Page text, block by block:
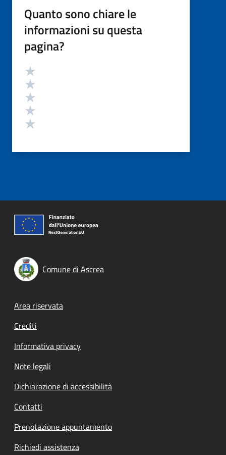
Quanto sono chiare le
informazioni su questa
pagina?
Valutazione
Comune di Ascrea
Footer menu
Area riservata
Crediti
Informativa privacy
Note legali
Dichiarazione di accessibilità
Contatti
Prenotazione appuntamento
Richiedi assistenza